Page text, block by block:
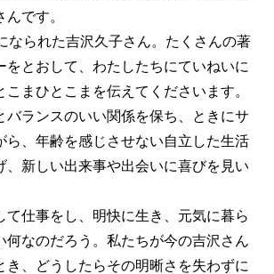
です。
なられた吉沢久子さん。たくさんの著
をとおして、わたしたちにていねいに
まひとこまを伝えてくださいます。
バランスのいい関係を保ち、ときにサ
ら、年齢を感じさせない自立した生活
、新しい出来事や出会いに喜びを見い
て仕事をし、明快に生き、元気に暮ら
何なのだろう。私たちが今の吉沢さん
き、どうしたらその明晰さを失わずに